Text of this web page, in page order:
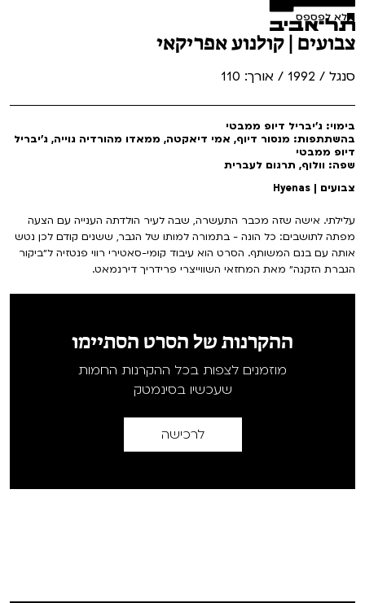
צבועים | קולנוע אפריקאי
סנגל / 1992 / אורך: 110
לא לפספס
בימוי: ג'יבריל דיופ ממבטי
בהשתתפות: מנסור דיוף, אמי דיאקטה, ממאדו מהורדיה גוייה, ג׳יבריל
דיופ ממבטי
שפה: וולוף, תרגום לעברית
צבועים | Hyenas
עלילתי. אישה שזה מכבר התעשרה, שבה לעיר הולדתה הענייה עם הצעה
מפתה לתושבים: כל הונה - בתמורה למותו של הגבר, ששנים קודם לכן נטש
אותה עם בנם המשותף. הסרט הוא עיבוד קומי-סאטירי רווי פנטזיה ל״ביקור
הגברת הזקנה״ מאת המחזאי השווייצרי פרידריך דירנמאט.
ההקרנות של הסרט הסתיימו
מוזמנים לצפות בכל ההקרנות החמות
שעכשיו בסינמטק
לרכישה